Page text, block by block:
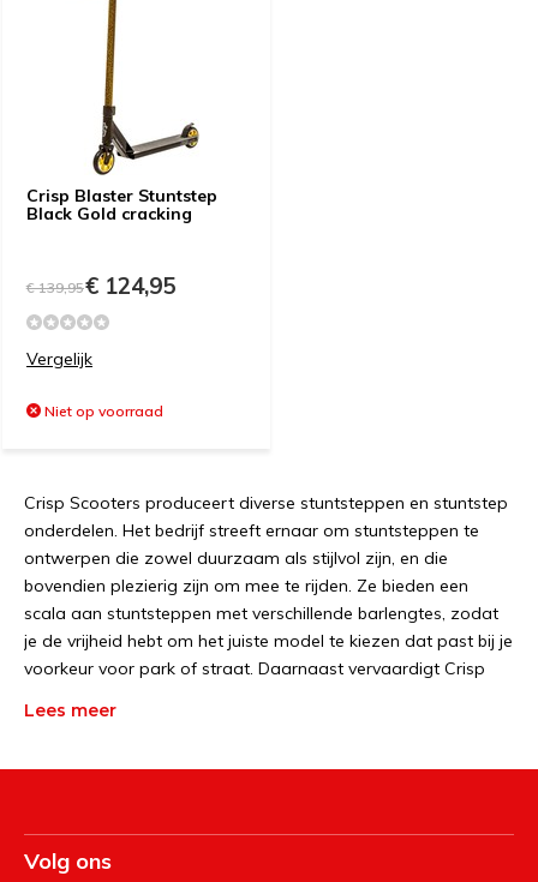
Crisp Blaster Stuntstep
Black Gold cracking
€ 139,95€ 124,95
Vergelijk
Niet op voorraad
Crisp Scooters produceert diverse stuntsteppen en stuntstep
onderdelen. Het bedrijf streeft ernaar om stuntsteppen te
ontwerpen die zowel duurzaam als stijlvol zijn, en die
bovendien plezierig zijn om mee te rijden. Ze bieden een
scala aan stuntsteppen met verschillende barlengtes, zodat
je de vrijheid hebt om het juiste model te kiezen dat past bij je
voorkeur voor park of straat. Daarnaast vervaardigt Crisp
van hun ontwerpen en modellen, zoals bij de Crisp Switch en
de Crisp Surge. De stuntsteppen van Crisp zijn voorzien van
Lees meer
Volg ons